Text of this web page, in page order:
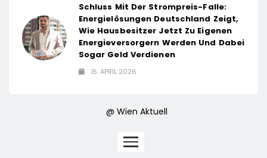
Schluss Mit Der Strompreis-Falle:
Energielösungen Deutschland Zeigt,
Wie Hausbesitzer Jetzt Zu Eigenen
Energieversorgern Werden Und Dabei
Sogar Geld Verdienen
15. APRIL 2026
@ Wien Aktuell